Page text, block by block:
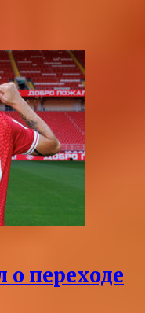
о переходе